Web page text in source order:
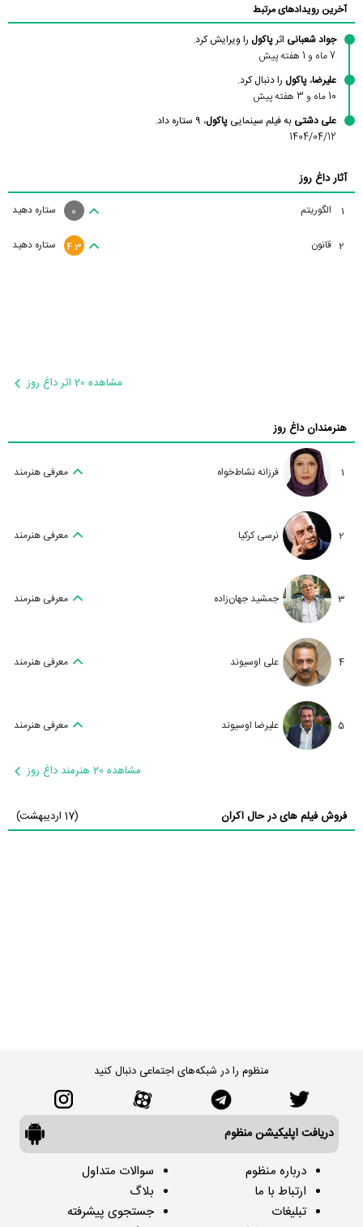
آخرین رویدادهای مرتبط
جواد شعبانی اثر پاکول را ویرایش کرد.
7 ماه و 1 هفته پیش
علیرضا، پاکول را دنبال کرد.
10 ماه و 3 هفته پیش
علی دشتی به فیلم سینمایی پاکول، 9 ستاره داد.
1404/04/12
آثار داغ روز
1 الگوریتم ستاره دهید 0
2 قانون ستاره دهید 4.3
مشاهده 20 اثر داغ روز
هنرمندان داغ روز
1 فرزانه نشاط‌خواه معرفی هنرمند
2 نرسی کرکیا معرفی هنرمند
3 جمشید جهان‌زاده معرفی هنرمند
4 علی اوسیوند معرفی هنرمند
5 علیرضا اوسیوند معرفی هنرمند
مشاهده 20 هنرمند داغ روز
فروش فیلم های در حال اکران (17 اردیبهشت)
منظوم را در شبکه‌های اجتماعی دنبال کنید
دریافت اپلیکیشن منظوم
درباره منظوم
ارتباط با ما
تبلیغات
سوالات متداول
بلاگ
جستجوی پیشرفته